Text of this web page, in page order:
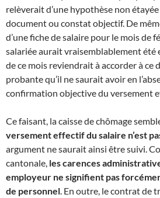
relèverait d’une hypothèse non
document ou constat objectif. De
d’une fiche de salaire pour le mois de
salariée aurait vraisemblablement été
de ce mois reviendrait à accorder à ce
probante qu’il ne saurait avoir en
confirmation objective du versement
Ce faisant, la caisse de chômage
versement effectif du salaire n’est
argument ne saurait ainsi être suivi.
cantonale, les carences
employeur ne signifient pas
de personnel . En outre, le contrat de